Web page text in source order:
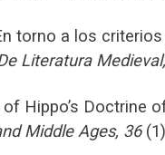
torno a los
Literatura
Hippo’s Doctrine
Middle Ages, 36